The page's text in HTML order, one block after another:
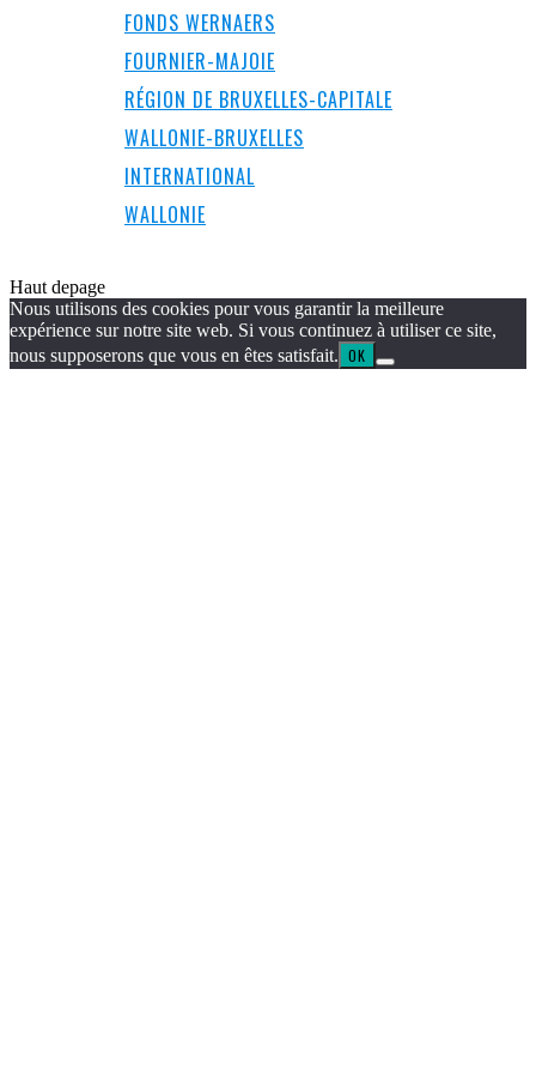
FONDS WERNAERS
FOURNIER-MAJOIE
RÉGION DE BRUXELLES-CAPITALE
WALLONIE-BRUXELLES
INTERNATIONAL
WALLONIE
Haut depage
Nous utilisons des cookies pour vous garantir la meilleure
expérience sur notre site web. Si vous continuez à utiliser ce site,
nous supposerons que vous en êtes satisfait. OK